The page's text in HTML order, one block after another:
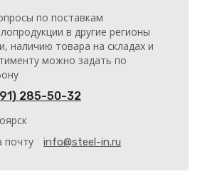
по поставкам
в другие регионы
наличию товара на складах и
можно задать по
285-50-32
почту
info@steel-in.ru